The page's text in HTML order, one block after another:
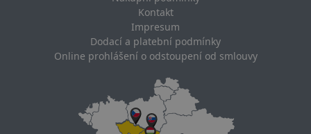
Kontakt
Impresum
Dodací a platební podmínky
Online prohlášení o odstoupení od smlouvy